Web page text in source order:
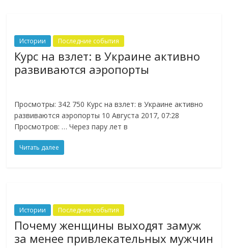
Истории Последние события
Курс на взлет: в Украине активно
развиваются аэропорты
Просмотры: 342 750 Курс на взлет: в Украине активно
развиваются аэропорты 10 Августа 2017, 07:28
Просмотров: … Через пару лет в
Читать далее
Истории Последние события
Почему женщины выходят замуж
за менее привлекательных мужчин